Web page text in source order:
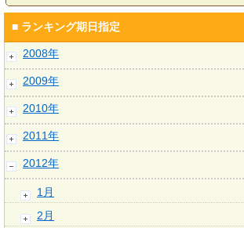
■ ランキング期日指定
2008年
2009年
2010年
2011年
2012年
1月
2月